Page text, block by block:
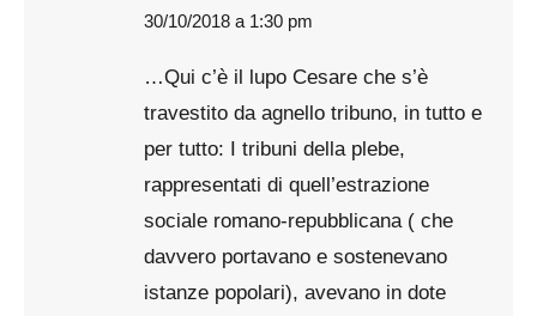
says:
30/10/2018 a 1:30 pm
…Qui c’è il lupo Cesare che s’è
travestito da agnello tribuno, in tutto e
per tutto: I tribuni della plebe,
rappresentati di quell’estrazione
sociale romano-repubblicana ( che
davvero portavano e sostenevano
istanze popolari), avevano in dote